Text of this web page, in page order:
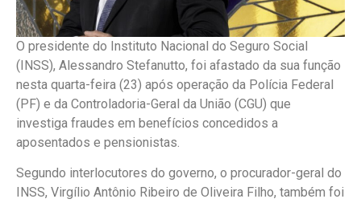
O presidente do Instituto Nacional do Seguro Social
(INSS), Alessandro Stefanutto, foi afastado da sua função
nesta quarta-feira (23) após operação da Polícia Federal
(PF) e da Controladoria-Geral da União (CGU) que
investiga fraudes em benefícios concedidos a
aposentados e pensionistas.
Segundo interlocutores do governo, o procurador-geral do
INSS, Virgílio Antônio Ribeiro de Oliveira Filho, também foi